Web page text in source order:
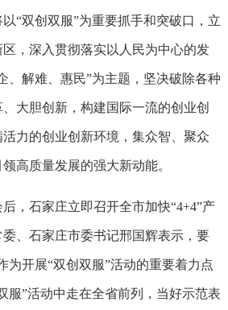
“双创双服”为重要抓手和突破口，立
，深入贯彻落实以人民为中心的发
、解难、惠民”为主题，坚决破除各种
大胆创新，构建国际一流的创业创
力的创业创新环境，集众智、聚众
高质量发展的强大新动能。
石家庄立即召开全市加快“4+4”产
、石家庄市委书记邢国辉表示，要
为开展“双创双服”活动的重要着力点
服”活动中走在全省前列，当好示范表